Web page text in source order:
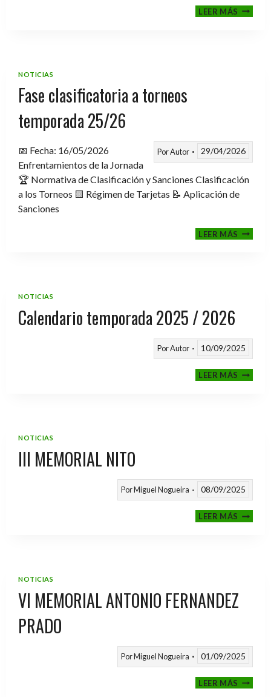
LEER MÁSCENA-
NOTICIAS
Fase clasificatoria a torneos
temporada 25/26
PorAutor 29/04/2026
📅 Fecha: 16/05/2026
Enfrentamientos de la Jornada
🏆 Normativa de Clasificación y Sanciones Clasificación
a los Torneos 🟨 Régimen de Tarjetas 📝 Aplicación de
Sanciones
LEER MÁSFASE
NOTICIAS
Calendario temporada 2025 / 2026
PorAutor 10/09/2025
LEER MÁS
NOTICIAS
III MEMORIAL NITO
PorMiguel Nogueira 08/09/2025
LEER MÁSIII
NOTICIAS
VI MEMORIAL ANTONIO FERNANDEZ
PRADO
PorMiguel Nogueira 01/09/2025
LEER MÁSVI